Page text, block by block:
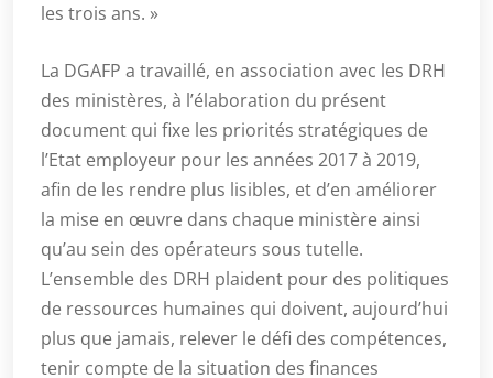
les trois ans. »
La DGAFP a travaillé, en association avec les DRH
des ministères, à l’élaboration du présent
document qui fixe les priorités stratégiques de
l’Etat employeur pour les années 2017 à 2019,
afin de les rendre plus lisibles, et d’en améliorer
la mise en œuvre dans chaque ministère ainsi
qu’au sein des opérateurs sous tutelle.
L’ensemble des DRH plaident pour des politiques
de ressources humaines qui doivent, aujourd’hui
plus que jamais, relever le défi des compétences,
tenir compte de la situation des finances